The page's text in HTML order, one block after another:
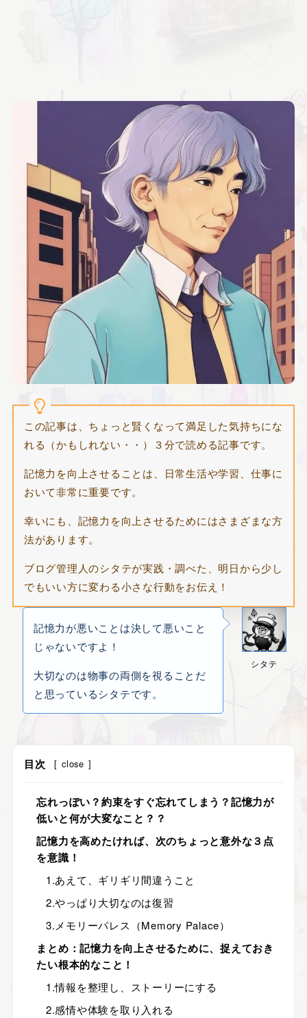
この記事は、ちょっと賢くなって満足した気持ちにな
れる（かもしれない・・）３分で読める記事です。
記憶力を向上させることは、日常生活や学習、仕事に
おいて非常に重要です。
幸いにも、記憶力を向上させるためにはさまざまな方
法があります。
ブログ管理人のシタテが実践・調べた、明日から少し
でもいい方に変わる小さな行動をお伝え！
シタテ
記憶力が悪いことは決して悪いこと
じゃないですよ！
大切なのは物事の両側を視ることだ
と思っているシタテです。
目次 [ close ]
忘れっぽい？約束をすぐ忘れてしまう？記憶力が
低いと何が大変なこと？？
記憶力を高めたければ、次のちょっと意外な３点
を意識！
1.あえて、ギリギリ間違うこと
2.やっぱり大切なのは復習
3.メモリーパレス（Memory Palace）
まとめ：記憶力を向上させるために、捉えておき
たい根本的なこと！
1.情報を整理し、ストーリーにする
2.感情や体験を取り入れる